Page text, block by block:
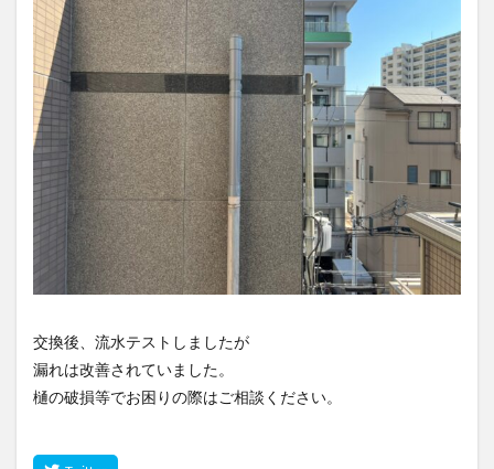
交換後、流水テストしましたが
漏れは改善されていました。
樋の破損等でお困りの際はご相談ください。